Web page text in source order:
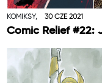
KOMIKSY, 30 CZE 2021
Comic Relief #22: